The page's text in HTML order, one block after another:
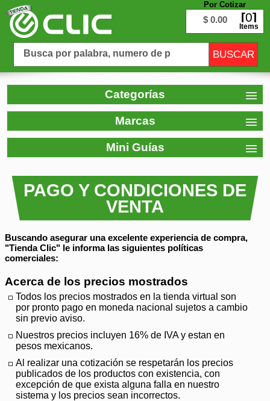
Por Cotizar
$ 0.00 0
Items
Categorías
Marcas
Mini Guías
PAGO Y CONDICIONES DE
VENTA
Buscando asegurar una excelente experiencia de compra,
"Tienda Clic" le informa las siguientes políticas
comerciales:
Acerca de los precios mostrados
Todos los precios mostrados en la tienda virtual son
por pronto pago en moneda nacional sujetos a cambio
sin previo aviso.
Nuestros precios incluyen 16% de IVA y estan en
pesos mexicanos.
Al realizar una cotización se respetarán los precios
publicados de los productos con existencia, con
excepción de que exista alguna falla en nuestro
sistema y los precios sean incorrectos.